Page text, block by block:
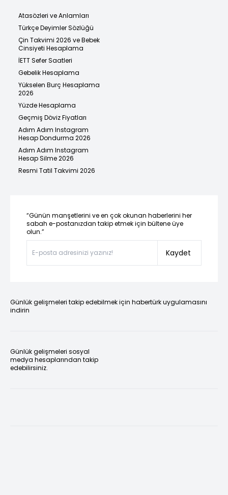
Atasözleri ve Anlamları
Türkçe Deyimler Sözlüğü
Çin Takvimi 2026 ve Bebek
Cinsiyeti Hesaplama
İETT Sefer Saatleri
Gebelik Hesaplama
Yükselen Burç Hesaplama
2026
Yüzde Hesaplama
Geçmiş Döviz Fiyatları
Adım Adım Instagram
Hesap Dondurma 2026
Adım Adım Instagram
Hesap Silme 2026
Resmi Tatil Takvimi 2026
“Günün manşetlerini ve en çok okunan haberlerini her
sabah e-postanızdan takip etmek için bültene üye
olun.”
Kaydet
Günlük gelişmeleri takip edebilmek için habertürk uygulamasını
indirin
Günlük gelişmeleri sosyal
medya hesaplarından takip
edebilirsiniz.